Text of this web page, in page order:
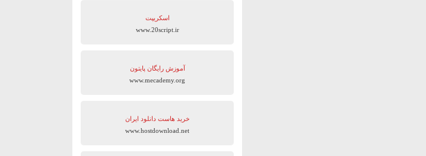
اسکریپت
www.20script.ir
آموزش رایگان پایتون
www.mecademy.org
خرید هاست دانلود ایران
www.hostdownload.net